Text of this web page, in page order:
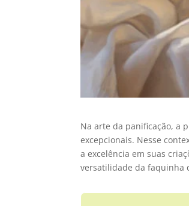
Na arte da panificação, a
excepcionais. Nesse
a excelência em suas
versatilidade da faquinha